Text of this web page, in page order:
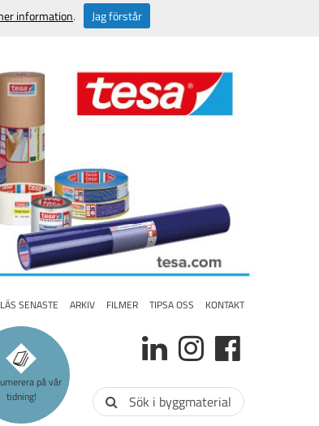
LÄS SENASTE ARKIV FILMER TIPSA OSS KONTAKT
på vår
tidning!
Sök i byggmaterial
information. Jag förstår